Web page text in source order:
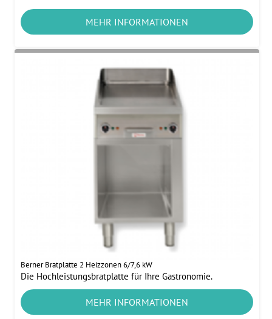
MEHR INFORMATIONEN
Berner Bratplatte 2 Heizzonen 6/7,6 kW
Die Hochleistungsbratplatte für Ihre Gastronomie.
MEHR INFORMATIONEN